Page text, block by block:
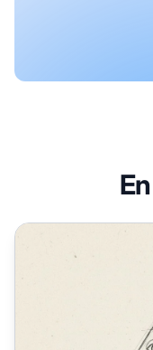
Qu'est-ce que la